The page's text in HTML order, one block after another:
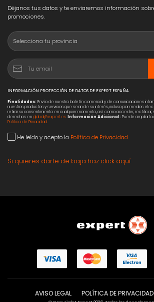
Déjanos tus datos y te enviaremos información
promociones.
INFORMACIÓN PROTECCIÓN DE DATOS DE EXPERT ESPAÑA
Finalidades: Envío de nuestro boletín comercial y de comunicaciones
nuestros productos y servicios que sean de su interés, incluso por medios
retirar su consentimiento en cualquier momento, así como acceder, rectificar,
derechos englobal@expert.es.Información Adicional: Puede ampliar
Política de Privacidad.
He leído y acepto la Política de Privacidad
Si quieres darte de baja haz click aquí
AVISO LEGAL POLÍTICA DE PRIVACIDAD